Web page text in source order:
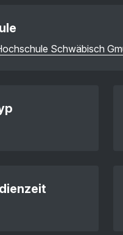
Schwäbisch